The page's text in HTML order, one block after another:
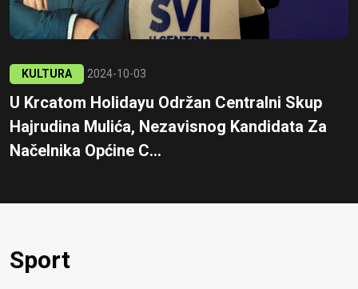
KULTURA 2024-10-03
U Krcatom Holidayu Održan Centralni Skup
Hajrudina Mulića, Nezavisnog Kandidata Za
Načelnika Općine C...
Sport